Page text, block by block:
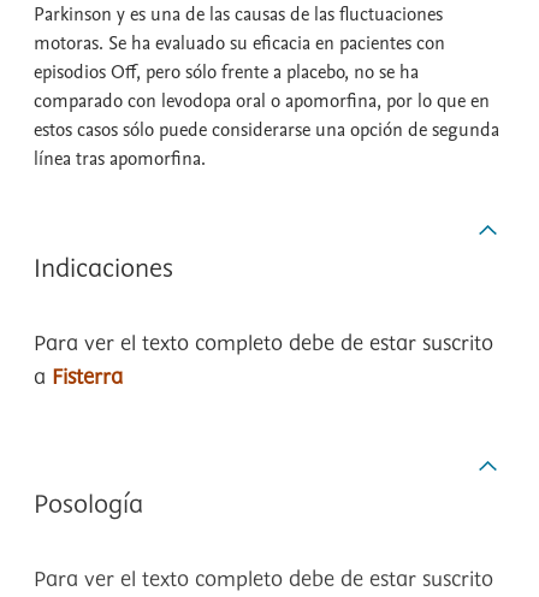
Parkinson y es una de las causas de las fluctuaciones
motoras. Se ha evaluado su eficacia en pacientes con
episodios Off, pero sólo frente a placebo, no se ha
comparado con levodopa oral o apomorfina, por lo que en
estos casos sólo puede considerarse una opción de segunda
línea tras apomorfina.
Indicaciones
Para ver el texto completo debe de estar suscrito
a Fisterra
Posología
Para ver el texto completo debe de estar suscrito